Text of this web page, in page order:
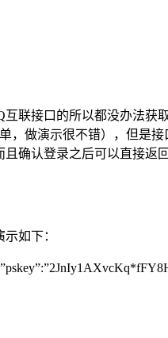
联接口的所以都没办法
做演示很不错），但是
确认登录之后可以直接返
如下：